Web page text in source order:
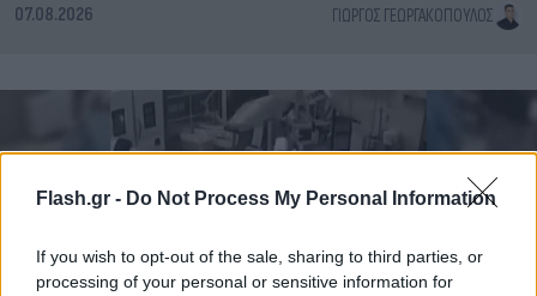
Flash.gr - Do Not Process My Personal Information
If you wish to opt-out of the sale, sharing to third parties, or
processing of your personal or sensitive information for
07.08.2026 ΓΙΏΡΓΟΣ ΓΕΩΡΓΑΚΌΠΟΥΛΟΣ